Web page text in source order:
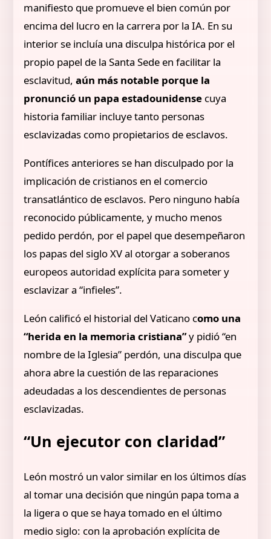
manifiesto que promueve el bien común por
encima del lucro en la carrera por la IA. En su
interior se incluía una disculpa histórica por el
propio papel de la Santa Sede en facilitar la
esclavitud,aún más notable porque la
pronunció un papa estadounidense cuya
historia familiar incluye tanto personas
esclavizadas como propietarios de esclavos.
Pontífices anteriores se han disculpado por la
implicación de cristianos en el comercio
transatlántico de esclavos. Pero ninguno había
reconocido públicamente, y mucho menos
pedido perdón, por el papel que desempeñaron
los papas del siglo XV al otorgar a soberanos
europeos autoridad explícita para someter y
esclavizar a “infieles”.
León calificó el historial del Vaticano como una
“herida en la memoria cristiana”y pidió “en
nombre de la Iglesia” perdón, una disculpa que
ahora abre la cuestión de las reparaciones
adeudadas a los descendientes de personas
esclavizadas.
“Un ejecutor con claridad”
León mostró un valor similar en los últimos días
al tomar una decisión que ningún papa toma a
la ligera o que se haya tomado en el último
medio siglo: con la aprobación explícita de